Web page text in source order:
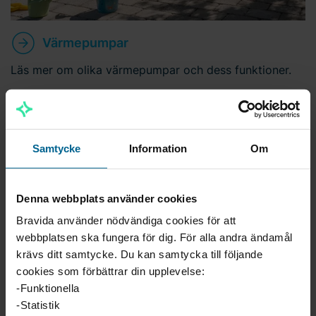
Samtycke Information Om
Denna webbplats använder cookies
Bravida använder nödvändiga cookies för att
webbplatsen ska fungera för dig. För alla andra ändamål
krävs ditt samtycke. Du kan samtycka till följande
cookies som förbättrar din upplevelse:
-Funktionella
-Statistik
Värmepumpar
Läs mer om olika värmepumpar och dess funktioner.